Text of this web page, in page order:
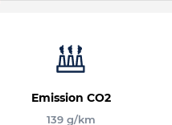
Emission CO2
139 g/km